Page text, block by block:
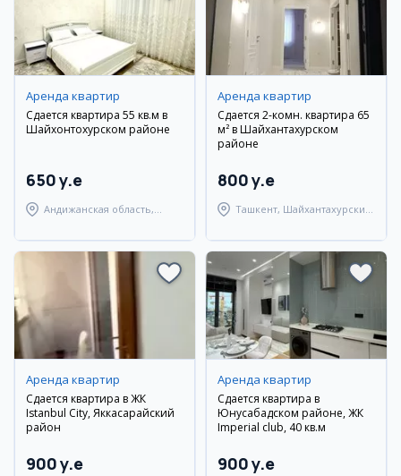
Аренда квартир
Сдается квартира 55 кв.м в
Шайхонтохурском районе
650 y.e
Андижанская область,
Аренда квартир
Сдается 2-комн. квартира 65
м² в Шайхантахурском
районе
800 y.e
Ташкент, Шайхантахурский
Аренда квартир
Сдается квартира в ЖК
Istanbul City, Яккасарайский
район
900 y.e
Аренда квартир
Сдается квартира в
Юнусабадском районе, ЖК
Imperial club, 40 кв.м
900 y.e